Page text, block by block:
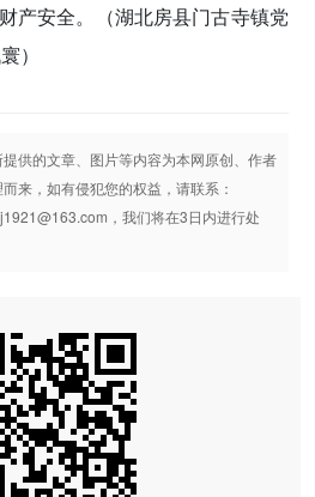
产安全。
（湖北房县门古寺镇党
）
供的文章、图片等内容为本网原创、作者
来，如有侵犯您的权益，请联系：
，我们将在3日内进行处